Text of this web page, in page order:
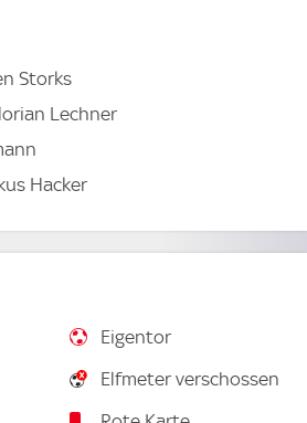
Storks
Lechner
Hacker
Eigentor
Elfmeter verschossen